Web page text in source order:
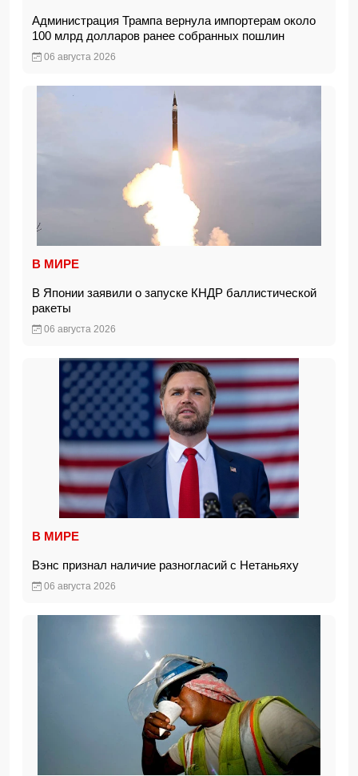
Администрация Трампа вернула импортерам около
100 млрд долларов ранее собранных пошлин
06 августа 2026
В МИРЕ
В Японии заявили о запуске КНДР баллистической
ракеты
06 августа 2026
В МИРЕ
Вэнс признал наличие разногласий с Нетаньяху
06 августа 2026